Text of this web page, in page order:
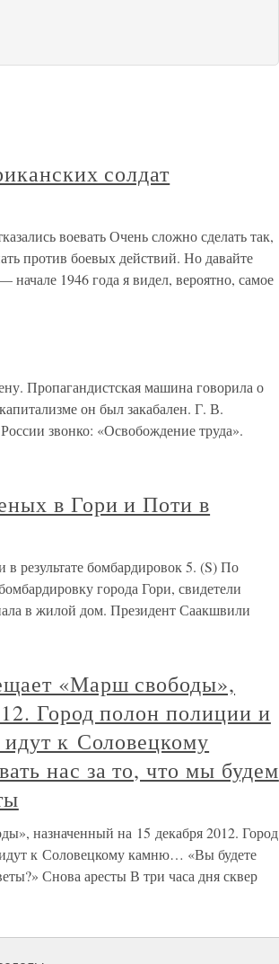
солдат
воевать Очень сложно сделать так,
против боевых действий. Но давайте
1946 года я видел, вероятно, самое
Пропагандистская машина говорила о
он был закабален. Г. В.
звонко: «Освобождение труда».
в Гори и Поти в
результате бомбардировок 5. (S) По
города Гори, свидетели
в жилой дом. Президент Саакшвили
«Марш свободы»,
Город полон полиции и
к Соловецкому
нас за то, что мы будем
назначенный на 15 декабря 2012. Город
к Соловецкому камню… «Вы будете
Снова аресты В три часа дня сквер